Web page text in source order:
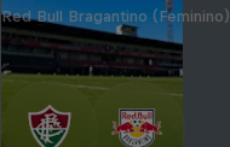
Red Bull Bragantino (Feminino)